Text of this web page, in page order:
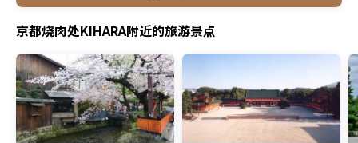
京都烧肉处KIHARA附近的旅游景点